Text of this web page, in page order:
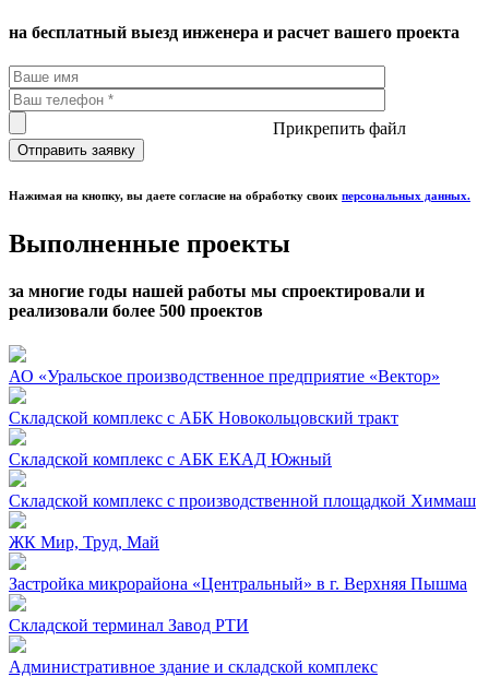
на бесплатный выезд инженера и расчет вашего проекта
Прикрепить файл
Нажимая на кнопку, вы даете согласие на обработку своих персональных данных.
Выполненные проекты
за многие годы нашей работы мы спроектировали и
реализовали более 500 проектов
АО «Уральское производственное предприятие «Вектор»
Складской комплекс с АБК Новокольцовский тракт
Складской комплекс с АБК ЕКАД Южный
Складской комплекс с производственной площадкой Химмаш
ЖК Мир, Труд, Май
Застройка микрорайона «Центральный» в г. Верхняя Пышма
Складской терминал Завод РТИ
Административное здание и складской комплекс